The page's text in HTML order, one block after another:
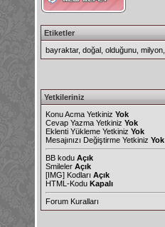
Etiketler
bayraktar, doğal olduğunu milyon
Yetkileriniz
Konu Acma Yetkiniz Yok
Cevap Yazma Yetkiniz Yok
Eklenti Yükleme Yetkiniz Yok
Mesajınızı Değiştirme Yetkiniz Yok
BB kodu Açık
Smileler Açık
[IMG] Kodları Açık
HTML-Kodu Kapalı
Forum Kuralları